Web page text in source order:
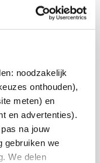
noodzakelijk
onthouden),
meten) en
en advertenties).
na jouw
gebruiken we
We delen